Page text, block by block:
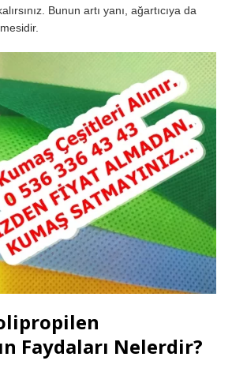
Bunun artı yanı, ağartıcıya da
Faydaları Nelerdir?